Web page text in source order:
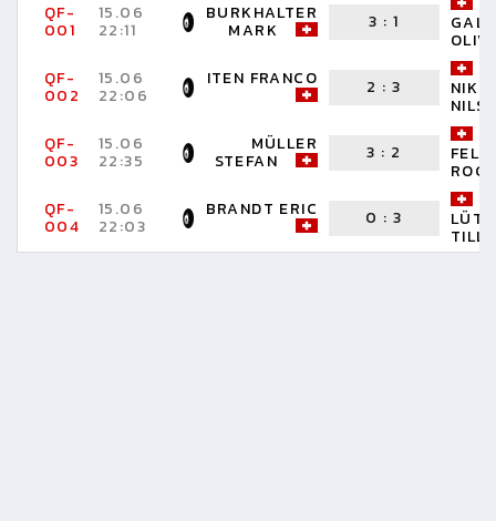
QF-
001
15.06
22:11
BURKHALTER
MARK 3 :1
QF-
002
15.06
22:06
ITEN FRANCO 2 :3
NILS
QF-
003
15.06
22:35
MÜLLER
STEFAN 3 : 2
QF-
004
15.06
22:03
BRANDT ERIC 0 :3
TILL